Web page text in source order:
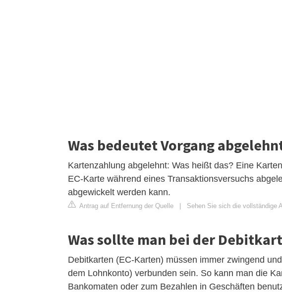
Was bedeutet Vorgang
Kartenzahlung abgelehnt: Was heißt das? Eine
EC-Karte während eines Transaktionsversuchs
abgewickelt werden kann.
Antrag auf Entfernung der Quelle Sehen Sie sich die vollständige
Was sollte man bei der
Debitkarten (EC-Karten) müssen immer zwingend
dem Lohnkonto) verbunden sein. So kann man die
Bankomaten oder zum Bezahlen in Geschäften